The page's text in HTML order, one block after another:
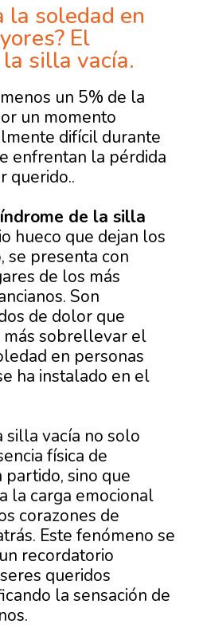
la soledad en
El
silla vacía.
un 5% de la
un momento
difícil durante
enfrentan la pérdida
querido..
de la silla
hueco que dejan los
se presenta con
de los más
Son
de dolor que
sobrellevar el
en personas
ha instalado en el
silla vacía no solo
física de
sino que
la carga emocional
corazones de
Este fenómeno se
recordatorio
queridos
la sensación de
.